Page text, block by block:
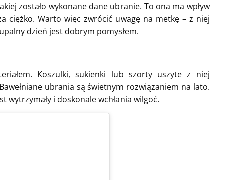
zostało wykonane dane ubranie. To ona ma wpływ
ciężko. Warto więc zwrócić uwagę na metkę – z niej
dzień jest dobrym pomysłem.
Koszulki, sukienki lub szorty uszyte z niej
ubrania są świetnym rozwiązaniem na lato.
wytrzymały i doskonale wchłania wilgoć.